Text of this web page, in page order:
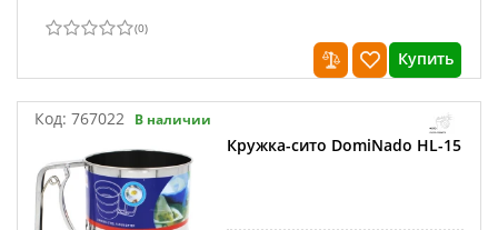
(0)
Купить
Код: 767022 В наличии
Кружка-сито DomiNado HL-15